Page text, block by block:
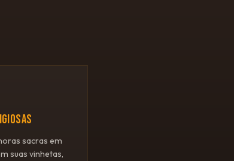
sacras em
suas vinhetas,